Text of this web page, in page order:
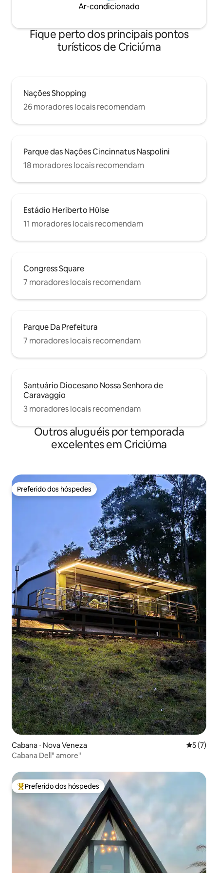
Ar-condicionado
Fique perto dos principais pontos
turísticos de Criciúma
Nações Shopping
26 moradores locais recomendam
Parque das Nações Cincinnatus Naspolini
18 moradores locais recomendam
Estádio Heriberto Hülse
11 moradores locais recomendam
Congress Square
7 moradores locais recomendam
Parque Da Prefeitura
7 moradores locais recomendam
Santuário Diocesano Nossa Senhora de
Caravaggio
3 moradores locais recomendam
Outros aluguéis por temporada
excelentes em Criciúma
Preferido dos hóspedes
Preferido dos hóspedes
Cabana ⋅ Nova Veneza 5 de
5 (7)
Cabana Dell" amore"
Entre os melhores preferidos dos hóspedes
Preferido dos hóspedes